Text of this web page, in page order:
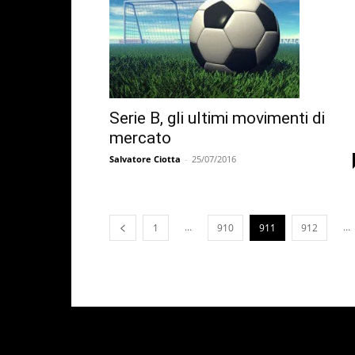
Serie B, gli ultimi movimenti di
mercato
Salvatore Ciotta - 25/07/2016
1 ... 910 911 912 ...